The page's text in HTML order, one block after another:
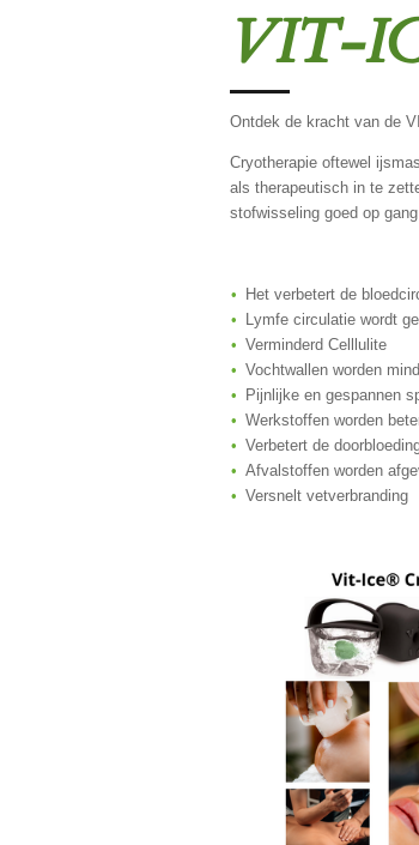
VIT-
Ontdek de kracht van de
Cryotherapie oftewel
als therapeutisch in te
stofwisseling goed op
Het verbetert de
Lymfe circulatie wordt
Verminderd Celllulite
Vochtwallen worden
Pijnlijke en gespannen
Werkstoffen worden
Verbetert de
Afvalstoffen worden
Versnelt vetverbranding